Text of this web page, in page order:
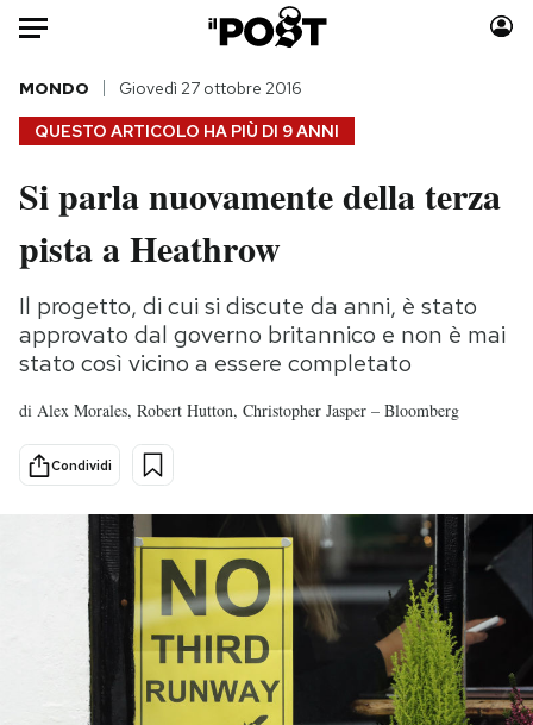
Auto
HOME
Italia
Politica
Tecnologia
Internet
Scienza
Cultura
Economia
Sport
Moda
Storie/Idee
Ok Boomer!
Media
Europa
PODCAST
NEWSLETTER
QUESTO ARTICOLO HA PIÙ DI 9 ANNI
MONDO Giovedì 27 ottobre 2016
Si parla nuovamente della terza
pista a Heathrow
Il progetto, di cui si discute da anni, è stato
approvato dal governo britannico e non è mai
stato così vicino a essere completato
di Alex Morales, Robert Hutton, Christopher Jasper – Bloomberg
Condividi